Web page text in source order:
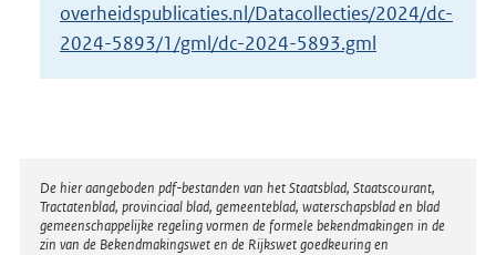
overheidspublicaties.nl/Datacollecties/2024/dc-
2024-5893/1/gml/dc-2024-5893.gml
Disclaimer
De hier aangeboden pdf-bestanden van het Staatsblad, Staatscourant,
Tractatenblad, provinciaal blad, gemeenteblad, waterschapsblad en blad
gemeenschappelijke regeling vormen de formele bekendmakingen in de
zin van de Bekendmakingswet en de Rijkswet goedkeuring en